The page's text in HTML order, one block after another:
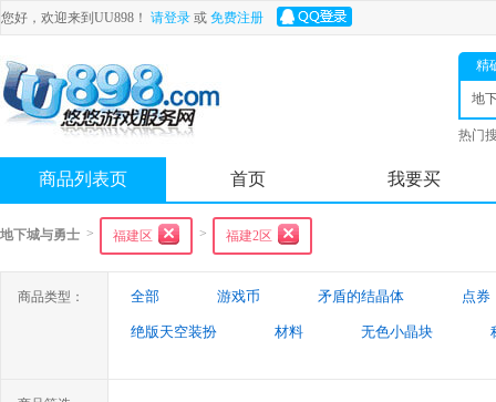
您好，欢迎来到UU898！ 请登录 或 免费注册
精
地
士
热门
商品列表页 首页 我要买
地下城与勇士 > 福建区 > 福建2区
商品类型： 全部 游戏币 矛盾的结晶体 点券
绝版天空装扮 材料 无色小晶块